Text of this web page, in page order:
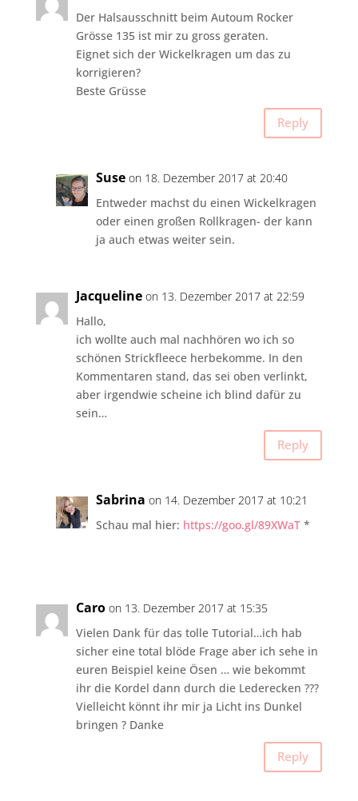
Der Halsausschnitt beim Autoum Rocker
Grösse 135 ist mir zu gross geraten.
Eignet sich der Wickelkragen um das zu
korrigieren?
Beste Grüsse
Reply
Suse on 18. Dezember 2017 at 20:40
Entweder machst du einen Wickelkragen
oder einen großen Rollkragen- der kann
ja auch etwas weiter sein.
Jacqueline on 13. Dezember 2017 at 22:59
Hallo,
ich wollte auch mal nachhören wo ich so
schönen Strickfleece herbekomme. In den
Kommentaren stand, das sei oben verlinkt,
aber irgendwie scheine ich blind dafür zu
sein…
Reply
Sabrina on 14. Dezember 2017 at 10:21
Schau mal hier: https://goo.gl/89XWaT*
Caro on 13. Dezember 2017 at 15:35
Vielen Dank für das tolle Tutorial…ich hab
sicher eine total blöde Frage aber ich sehe in
euren Beispiel keine Ösen … wie bekommt
ihr die Kordel dann durch die Lederecken ???
Vielleicht könnt ihr mir ja Licht ins Dunkel
bringen ? Danke
Reply